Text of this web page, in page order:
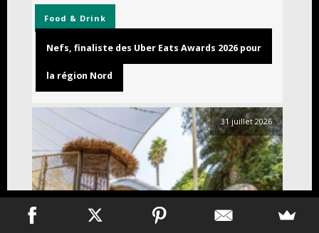
Food & Drink
Nefs, finaliste des Uber Eats Awards 2026 pour
la région Nord
31 juillet 2026